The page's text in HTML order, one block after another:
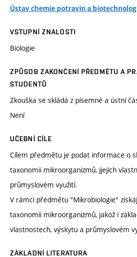
Ústav chemie potravin a
VSTUPNÍ ZNALOSTI
Biologie
ZPŮSOB ZAKONČENÍ PŘEDMĚTU A
STUDENTŮ
Zkouška se skládá z písemné a ústní
Není
UČEBNÍ CÍLE
Cílem předmětu je podat informace o
taxonomii mikroorganizmů, jjejich
průmyslovém využití.
V rámci předmětu "Mikrobiologie"
taxonomii mikroorganizmů, jakož i
vlastnostech, výskytu a průmyslovém
ZÁKLADNÍ LITERATURA